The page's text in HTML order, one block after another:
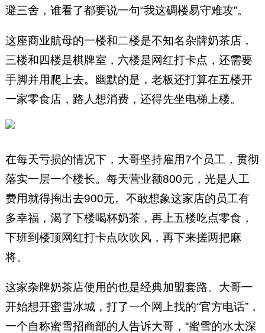
避三舍，谁看了都要说一句“我这碉楼易守难攻”。
这座商业航母的一楼和二楼是不知名杂牌奶茶店，
三楼和四楼是棋牌室，六楼是网红打卡点，还需要
手脚并用爬上去。幽默的是，老板还打算在五楼开
一家零食店，路人想消费，还得先坐电梯上楼。
在每天亏损的情况下，大哥坚持雇用7个员工，贯彻
落实一层一个楼长。每天营业额800元，光是人工
费用就得掏出去900元。不敢想象这家店的员工有
多幸福，渴了下楼喝杯奶茶，再上五楼吃点零食，
下班到楼顶网红打卡点吹吹风，再下来搓两把麻
将。
这家杂牌奶茶店使用的也是经典加盟套路。大哥一
开始想开蜜雪冰城，打了一个网上找的“官方电话”，
一个自称蜜雪招商部的人告诉大哥，“蜜雪的水太深